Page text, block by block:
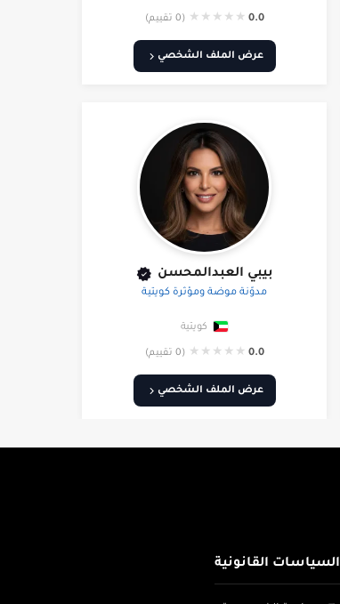
0.0
★
★
★
★
★ (0 تقييم)
عرض الملف الشخصي
بيبي العبدالمحسن
مدوّنة موضة ومؤثرة كويتية
كويتية
0.0
★
★
★
★
★ (0 تقييم)
عرض الملف الشخصي
السياسات القانونية